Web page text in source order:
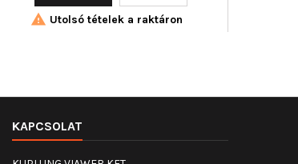
 Utolsó tételek a raktáron
KAPCSOLAT